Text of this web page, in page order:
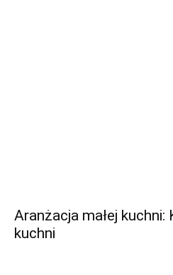
Aranżacja małej
kuchni